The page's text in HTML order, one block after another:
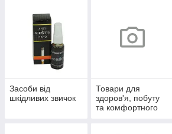
Засоби від
шкідливих звичок
Товари для
здоров'я, побуту
та комфортного